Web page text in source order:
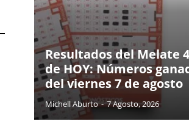
Resultados del Melate
de HOY: Números
del viernes 7 de agosto
Michell Aburto - 7 Agosto, 2026